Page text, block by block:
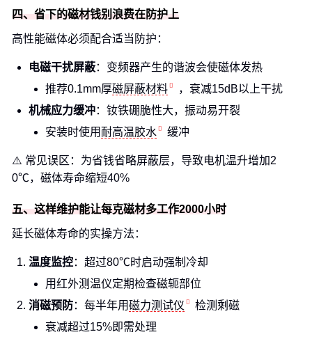
四、省下的磁材钱别浪费在防护上
高性能磁体必须配合适当防护：
电磁干扰屏蔽：变频器产生的谐波会使磁体发热
推荐0.1mm厚磁屏蔽材料
，衰减15dB以上干扰
机械应力缓冲：钕铁硼脆性大，振动易开裂
安装时使用 耐高温胶水 缓冲
⚠️ 常见误区：为省钱省略屏蔽层，导致电机温升增加2
0℃，磁体寿命缩短40%
五、这样维护能让每克磁材多工作2000小时
延长磁体寿命的实操方法：
温度监控：超过80℃时启动强制冷却
用红外测温仪定期检查磁轭部位
消磁预防：每半年用磁力测试仪
检测剩磁
衰减超过15%即需处理